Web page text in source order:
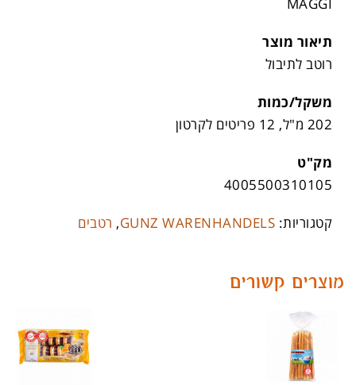
תיאור מוצר
רוטב לתיבול
משקל/כמות
202 מ"ל, 12 פריטים לקרטון
מק"ט
4005500310105
קטגוריות: GUNZ WARENHANDELS
, רטבים
מוצרים קשורים